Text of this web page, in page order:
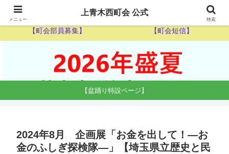
【ゴミ収集カレンダー】 【休日当番医】
【町会部員募集】 【町会短信】
【盆踊り特設ページ】
2024年8月 企画展「お金を出して！―お
金のふしぎ探検隊―」【埼玉県立歴史と民
メニュー
上青木西町会 公式
検索